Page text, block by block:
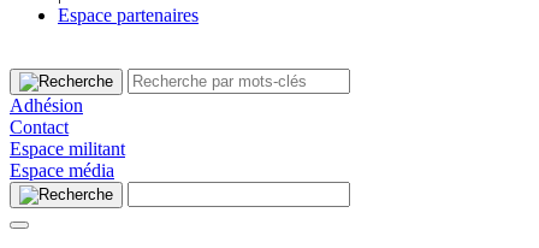
Espace partenaires
Adhésion
Contact
Espace militant
Espace média